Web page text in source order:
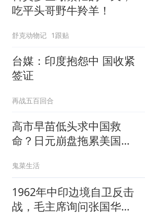
吃平头哥野牛羚羊！
舒克动物记 1跟贴
台媒：印度抱怨中 国收紧
签证
再战五百回合
高市早苗低头求中国救
命？日元崩盘拖累美国下
鬼菜生活
1962年中印边境自卫反击
战，毛主席询问张国华能